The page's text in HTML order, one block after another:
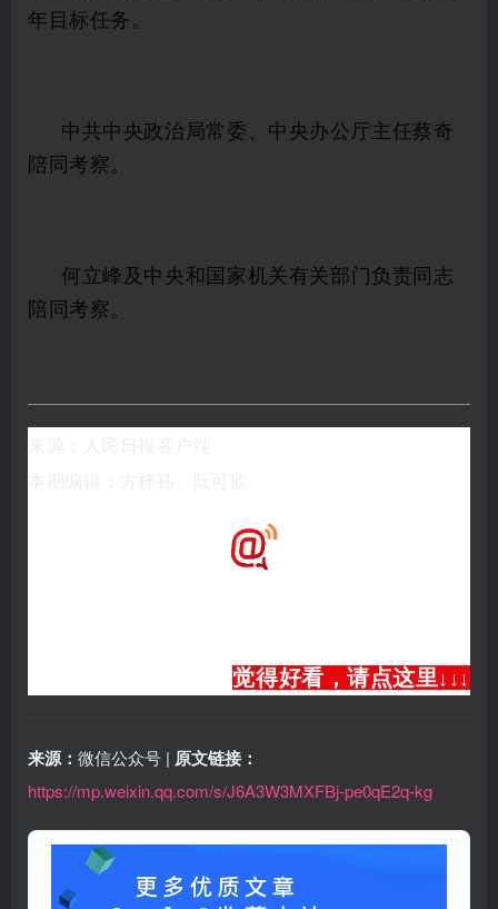
年目标任务。
中共中央政治局常委、中央办公厅主任蔡奇
陪同考察。
何立峰及中央和国家机关有关部门负责同志
陪同考察。
来源：人民日报客户端
本期编辑：方梓祎、阮可欣
觉得好看，请点这里↓ ↓ ↓
来源： 微信公众号 | 原文链接：
https://mp.weixin.qq.com/s/J6A3W3MXFBj-pe0qE2q-kg